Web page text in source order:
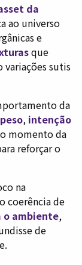
da
ao universo
e
que
sutis
da
peso, intenção
momento da
reforçar o
na
coerência de
o ambiente,
de